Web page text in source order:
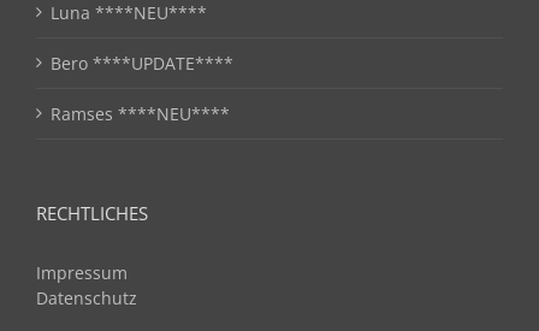
Luna ****NEU****
Bero ****UPDATE****
Ramses ****NEU****
RECHTLICHES
Impressum
Datenschutz